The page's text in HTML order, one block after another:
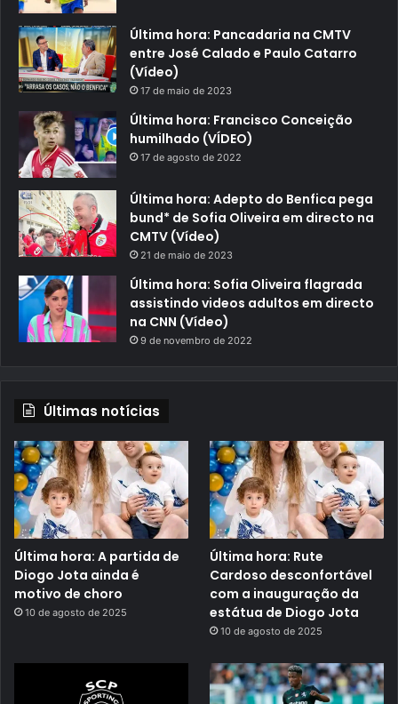
Última hora: Pancadaria na CMTV
entre José Calado e Paulo Catarro
(Vídeo)
17 de maio de 2023
Última hora: Francisco Conceição
humilhado (VÍDEO)
17 de agosto de 2022
Última hora: Adepto do Benfica pega
bund* de Sofia Oliveira em directo na
CMTV (Vídeo)
21 de maio de 2023
Última hora: Sofia Oliveira flagrada
assistindo videos adultos em directo
na CNN (Vídeo)
9 de novembro de 2022
Últimas notícias
Última hora: A partida de
Diogo Jota ainda é
motivo de choro
10 de agosto de 2025
Última hora: Rute
Cardoso desconfortável
com a inauguração da
estátua de Diogo Jota
10 de agosto de 2025